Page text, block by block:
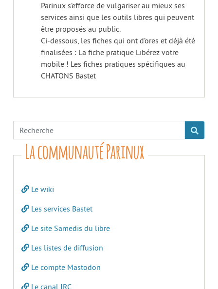
Parinux s’efforce de vulgariser au mieux ses
services ainsi que les outils libres qui peuvent
être proposés au public.
Ci-dessous, les fiches qui ont d’ores et déjà été
finalisées : La fiche pratique Libérez votre
mobile ! Les fiches pratiques spécifiques au
CHATONS Bastet
La communauté Parinux
Le wiki
Les services Bastet
Le site Samedis du libre
Les listes de diffusion
Le compte Mastodon
Le canal IRC